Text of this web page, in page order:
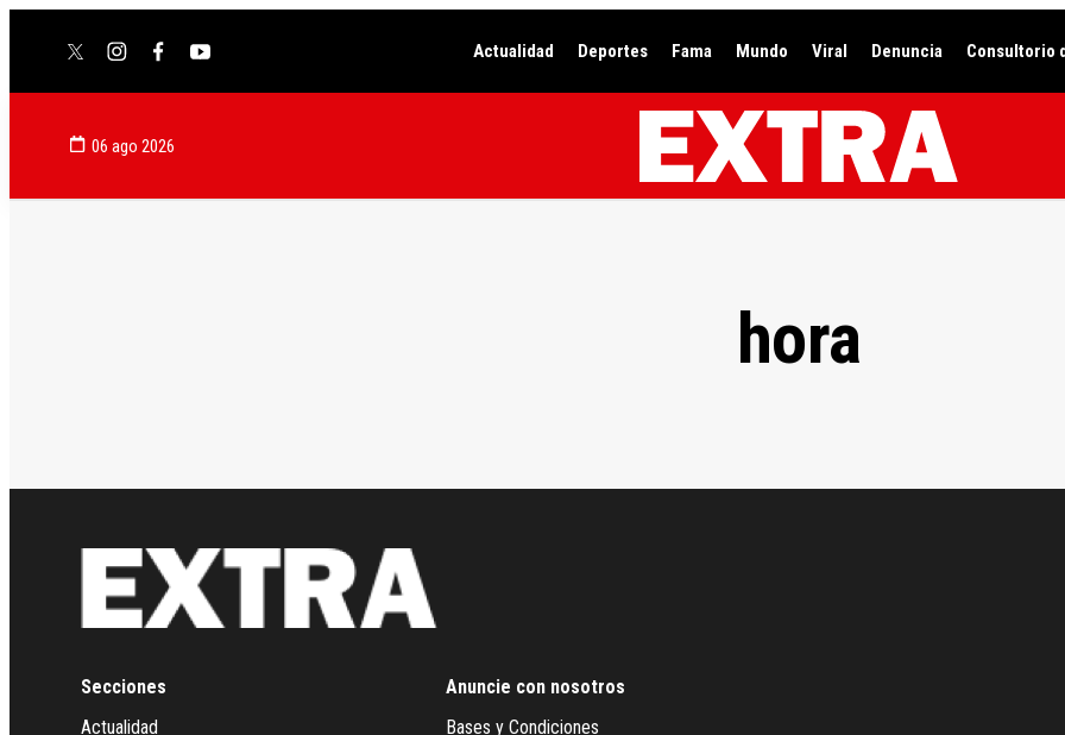
twitterinstagram
facebookyoutube Actualidad Deportes Fama Mundo Viral Denuncia Consultorio
06 ago 2026
hora
Secciones
Actualidad
Anuncie con nosotros
Bases y Condiciones